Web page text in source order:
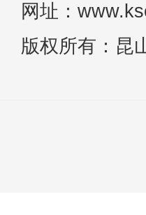
网址：
版权所有：昆